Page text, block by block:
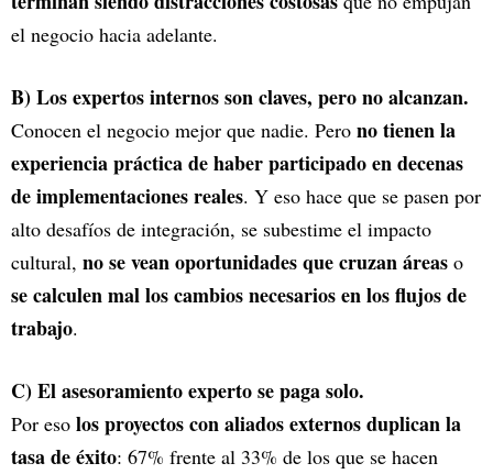
el negocio hacia adelante.
B) Los expertos internos son claves, pero no alcanzan.
Conocen el negocio mejor que nadie. Pero no tienen la
experiencia práctica de haber participado en decenas
de implementaciones reales. Y eso hace que se pasen por
alto desafíos de integración, se subestime el impacto
cultural, no se vean oportunidades que cruzan áreas o
se calculen mal los cambios necesarios en los flujos de
trabajo.
C) El asesoramiento experto se paga solo.
Por eso los proyectos con aliados externos duplican la
tasa de éxito: 67% frente al 33% de los que se hacen